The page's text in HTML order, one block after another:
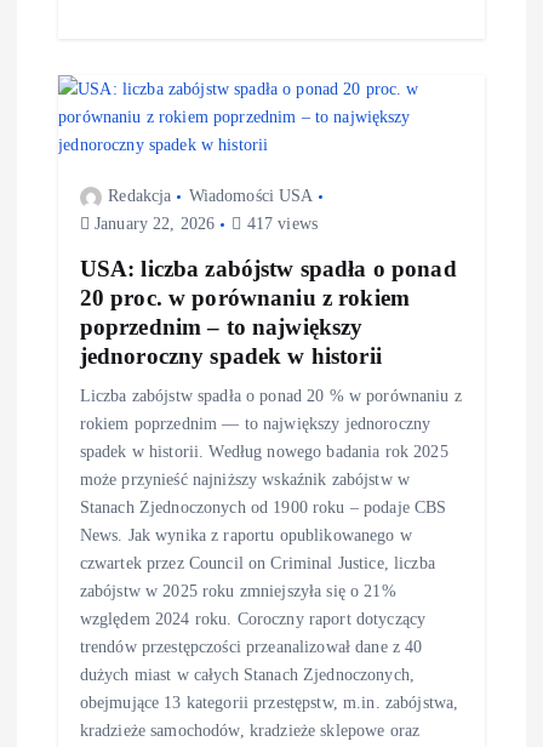
Redakcja
Wiadomości USA
January 22, 2026
417 views
USA: liczba zabójstw spadła o ponad
20 proc. w porównaniu z rokiem
poprzednim – to największy
jednoroczny spadek w historii
Liczba zabójstw spadła o ponad 20 % w porównaniu z
rokiem poprzednim — to największy jednoroczny
spadek w historii. Według nowego badania rok 2025
może przynieść najniższy wskaźnik zabójstw w
Stanach Zjednoczonych od 1900 roku – podaje CBS
News. Jak wynika z raportu opublikowanego w
czwartek przez Council on Criminal Justice, liczba
zabójstw w 2025 roku zmniejszyła się o 21%
względem 2024 roku. Coroczny raport dotyczący
trendów przestępczości przeanalizował dane z 40
dużych miast w całych Stanach Zjednoczonych,
obejmujące 13 kategorii przestępstw, m.in. zabójstwa,
kradzieże samochodów, kradzieże sklepowe oraz